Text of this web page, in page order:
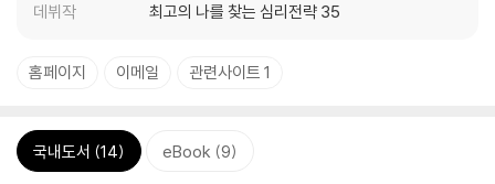
데뷔작
최고의 나를 찾는 심리전략 35
홈페이지 이메일 관련사이트 1
국내도서 (14) eBook (9)